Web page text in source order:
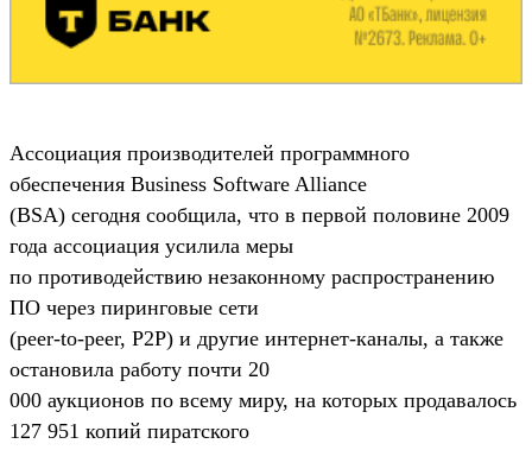
Ассоциация производителей программного
обеспечения Business Software Alliance
(BSA) сегодня сообщила, что в первой половине 2009
года ассоциация усилила меры
по противодействию незаконному распространению
ПО через пиринговые сети
(peer-to-peer, P2P) и другие интернет-каналы, а также
остановила работу почти 20
000 аукционов по всему миру, на которых продавалось
127 951 копий пиратского